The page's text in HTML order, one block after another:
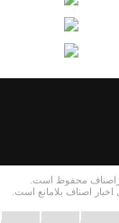
محفوظ است.
اصناف بلامانع است.